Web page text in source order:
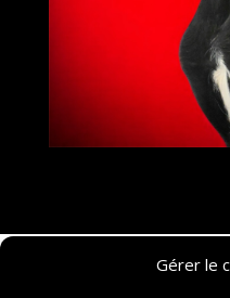
Gérer le